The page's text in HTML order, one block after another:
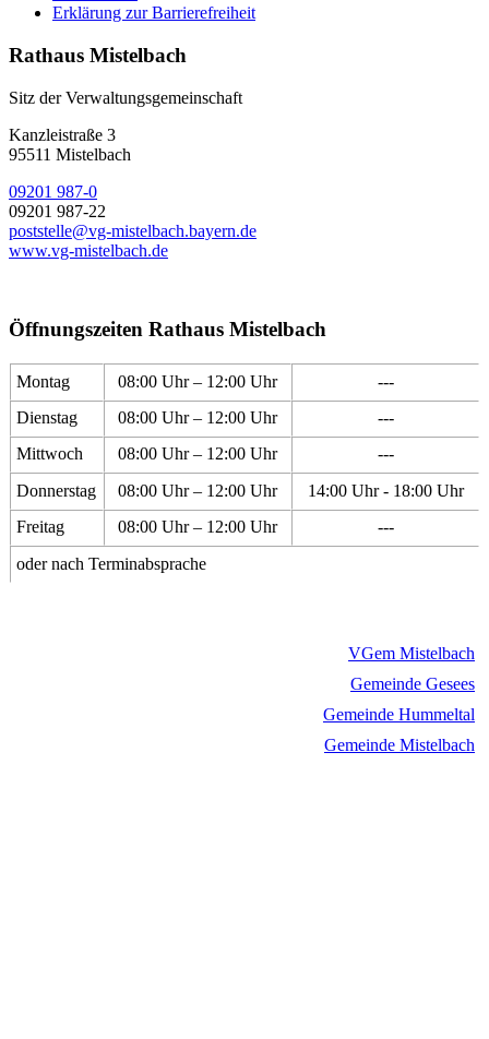
Erklärung zur Barrierefreiheit
Rathaus Mistelbach
Sitz der Verwaltungsgemeinschaft
Kanzleistraße 3
95511 Mistelbach
09201 987-0
09201 987-22
poststelle@vg-mistelbach.bayern.de
www.vg-mistelbach.de
Öffnungszeiten Rathaus Mistelbach
Montag 08:00 Uhr – 12:00 Uhr
---
Dienstag
08:00 Uhr – 12:00 Uhr
---
Mittwoch
08:00 Uhr – 12:00 Uhr
---
Donnerstag
08:00 Uhr – 12:00 Uhr
14:00 Uhr - 18:00 Uhr
Freitag
08:00 Uhr – 12:00 Uhr
---
oder nach Terminabsprache
VGem Mistelbach
Gemeinde Gesees
Gemeinde Hummeltal
Gemeinde Mistelbach